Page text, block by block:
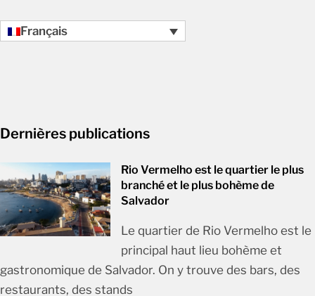
Français
Dernières publications
Rio Vermelho est le quartier le plus
branché et le plus bohème de
Salvador
Le quartier de Rio Vermelho est le
principal haut lieu bohème et
gastronomique de Salvador. On y trouve des bars, des
restaurants, des stands